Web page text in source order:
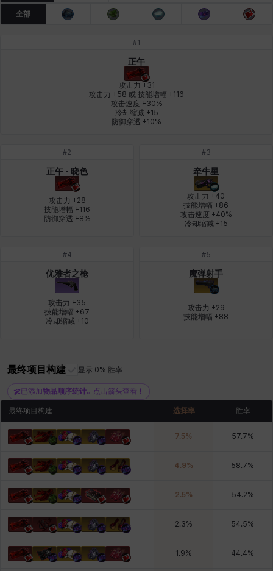
李黛琳 杰琪 梅 比安卡 洛兹 海因茨
玛蒂娜
米尔卡 约翰
艾丝蒂尔 艾登
莉央 蒂娅
费利克斯 阿尔达
阿迪娜 雪
雷妮 马库斯 马格努斯
全部
#1
正午
攻击力 +31
攻击力 +58 或 技能增幅 +116
攻击速度 +30%
冷却缩减 +15
防御穿透 +10%
#2
正午 - 晓色
攻击力 +28
技能增幅 +116
防御穿透 +8%
#3
牵牛星
攻击力 +40
技能增幅 +86
攻击速度 +40%
冷却缩减 +15
#4
优雅者之枪
攻击力 +35
技能增幅 +67
冷却缩减 +10
#5
魔弹射手
攻击力 +29
技能增幅 +88
最终项目构建 显示 0% 胜率
已添加物品顺序统计。点击箭头查看！
最终项目构建 选择率 胜率
7.5% 57.7%
4.9% 58.7%
2.5% 54.2%
2.3% 54.5%
1.9% 44.4%